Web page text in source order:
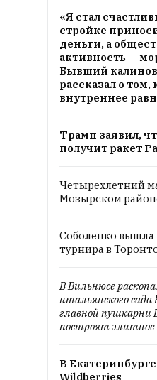
«Я стал
стройке
деньги, а
активность —
Бывший
рассказал о том,
внутреннее
Трамп заявил,
получит ракет
Четырехлетний
Мозырском
Соболенко вышла
турнира в
В Вильнюсе
итальянского сада
главной пушкарни
построят
В
Wildberries